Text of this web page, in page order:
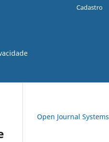
Cadastro
Open Journal Systems